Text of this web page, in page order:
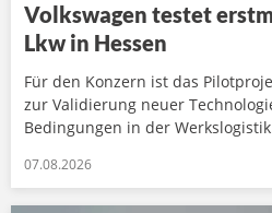
Volkswagen testet
Lkw in Hessen
Für den Konzern ist das
zur Validierung neuer
Bedingungen in der
07.08.2026